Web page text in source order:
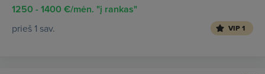
1250 - 1400 €/mėn. "į rankas"
prieš 1 sav. VIP 1